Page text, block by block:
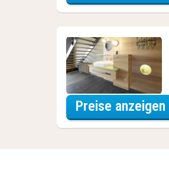
Preise anzeigen